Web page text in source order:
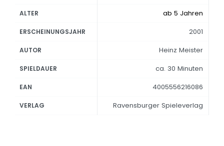
ALTER ab 5 Jahren
ERSCHEINUNGSJAHR 2001
AUTOR Heinz Meister
SPIELDAUER ca. 30 Minuten
EAN 4005556216086
VERLAG Ravensburger Spieleverlag